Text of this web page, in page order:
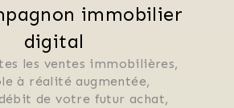
immobilier
digital
les ventes immobilières,
à réalité augmentée,
de votre futur achat,